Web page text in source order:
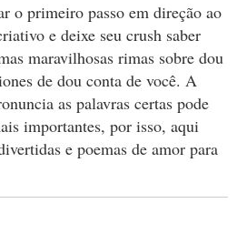
o primeiro passo em direção ao
e deixe seu crush saber
maravilhosas rimas sobre dou
de dou conta de você. A
as palavras certas pode
importantes, por isso, aqui
e poemas de amor para